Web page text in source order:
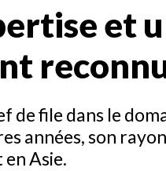
et
file dans le
années, son
Asie.